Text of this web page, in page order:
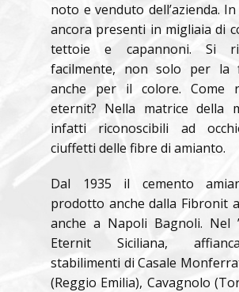
noto e venduto dell’azienda.
ancora presenti in migliaia di
tettoie e capannoni. Si
facilmente, non solo per la
anche per il colore. Come
eternit? Nella matrice della
infatti riconoscibili ad
ciuffetti delle fibre di amianto.
Dal 1935 il cemento
prodotto anche dalla Fibronit
anche a Napoli Bagnoli. Nel
Eternit Siciliana,
stabilimenti di Casale
(Reggio Emilia), Cavagnolo